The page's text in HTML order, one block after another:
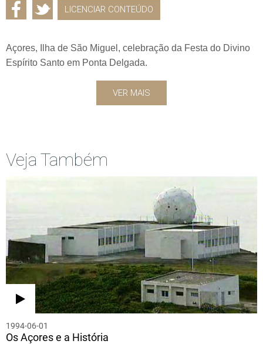
LICENCIAR CONTEÚDO
Açores, Ilha de São Miguel, celebração da Festa do Divino
Espírito Santo em Ponta Delgada.
VER MAIS
Veja Também
1994-06-01
Os Açores e a História